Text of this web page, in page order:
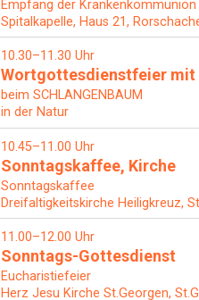
Empfang der
Spitalkapelle, Haus 21,
10.30–11.30 Uhr
Wortgottesdienstfeier mit
beim SCHLANGENBAUM
in der Natur
10.45–11.00 Uhr
Sonntagskaffee, Kirche
Sonntagskaffee
Dreifaltigkeitskirche Heiligkreuz,
11.00–12.00 Uhr
Sonntags-Gottesdienst
Eucharistiefeier
Herz Jesu Kirche St.Georgen,